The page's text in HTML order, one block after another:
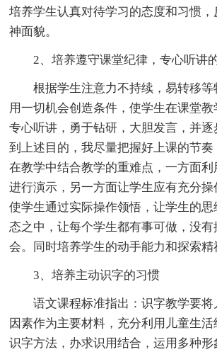
培养学生认真对待学习的态度和习惯
神面貌。
2、培养遵守课堂纪律，专心听讲的
根据学生注意力不持续，易转移等
用一切机会创造条件，使学生在课堂教
专心听讲，勇于钻研，大胆发言，并逐
到上述目的，我尽量把握好上课的节
在教学中结合教学的重难点，一方面
进行演示，另一方面让学生应有充分操
使学生通过实际操作领悟，让学生的
态之中，让每个学生都有事可做，没
会。同时培养学生的动手能力和探索精
3、培养主动识字的习惯
语文课程标准指出：识字教学要将
因素作为主要材料，充分利用儿童生
识字方法，办求识用结合，运用多种形